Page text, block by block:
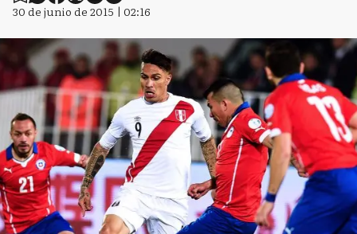
30 de junio de 2015 | 02:16